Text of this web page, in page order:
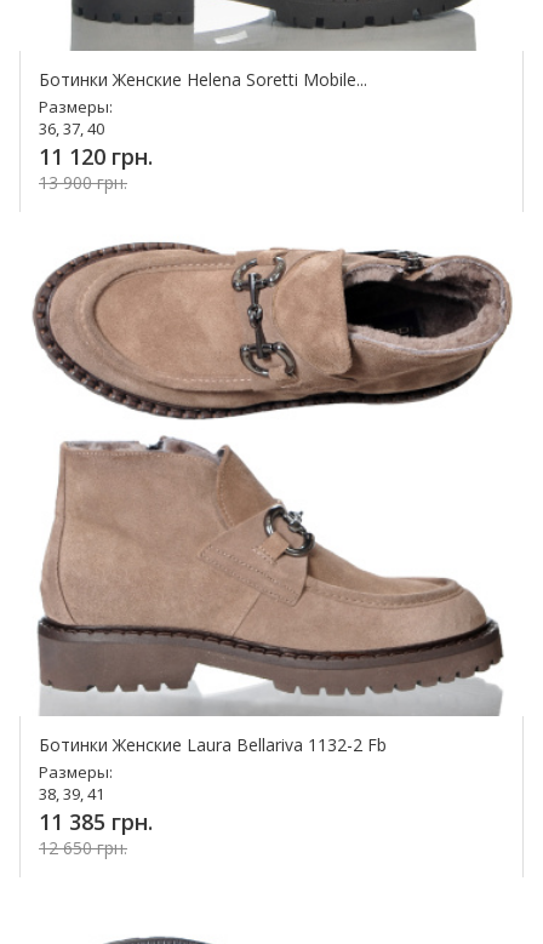
Ботинки Женские Helena Soretti Mobile...
Размеры:
36, 37, 40
11 120 грн.
13 900 грн.
Ботинки Женские Laura Bellariva 1132-2 Fb
Размеры:
38, 39, 41
11 385 грн.
12 650 грн.